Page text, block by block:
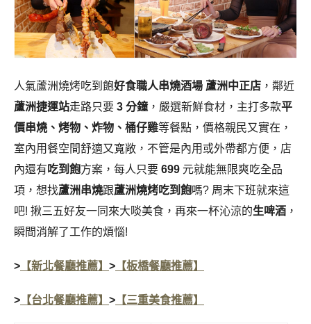
人氣蘆洲燒烤吃到飽好食職人串燒酒場 蘆洲中正店 ，鄰近
蘆洲捷運站走路只要 3 分鐘，嚴選新鮮食材，主打多款平
價串燒 、烤物、炸物、桶仔雞等餐點，價格親民又實在，
室內用餐空間舒適又寬敞，不管是內用或外帶都方便，店
內還有 吃到飽方案，每人只要 699 元就能無限爽吃全品
項，想找蘆洲串燒跟蘆洲燒烤吃到飽嗎? 周末下班就來這
吧! 揪三五好友一同來大啖美食，再來一杯沁涼的生啤酒 ，
瞬間消解了工作的煩惱!
> 【新北餐廳推薦】 > 【板橋餐廳推薦】
> 【台北餐廳推薦】 > 【三重美食推薦】